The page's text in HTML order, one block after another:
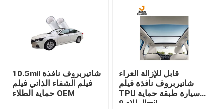
10.5mil شاتيربروف نافذة
فيلم الشفاء الذاتي فيلم
حماية الطلاء OEM
قابل للإزالة الغراء
شاتيربروف نافذة فيلم
TPU سيارة طبقة حماية
الطلاء 8mil